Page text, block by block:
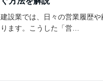
建設業では、日々の営業履歴
ります。こうした「営…